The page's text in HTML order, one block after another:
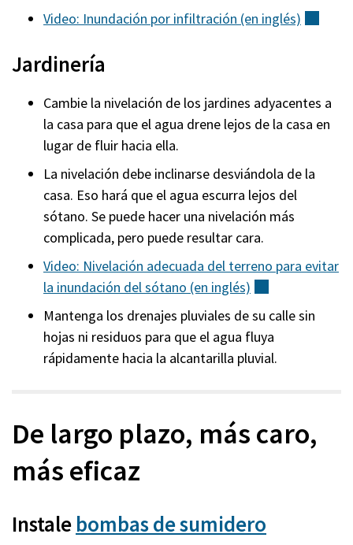
Video: Inundación por infiltración (en inglés)
Jardinería
Cambie la nivelación de los jardines adyacentes a
la casa para que el agua drene lejos de la casa en
lugar de fluir hacia ella.
La nivelación debe inclinarse desviándola de la
casa. Eso hará que el agua escurra lejos del
sótano. Se puede hacer una nivelación más
complicada, pero puede resultar cara.
Video: Nivelación adecuada del terreno para evitar
la inundación del sótano (en inglés)
Mantenga los drenajes pluviales de su calle sin
hojas ni residuos para que el agua fluya
rápidamente hacia la alcantarilla pluvial.
De largo plazo, más caro,
más eficaz
Instale bombas de sumidero